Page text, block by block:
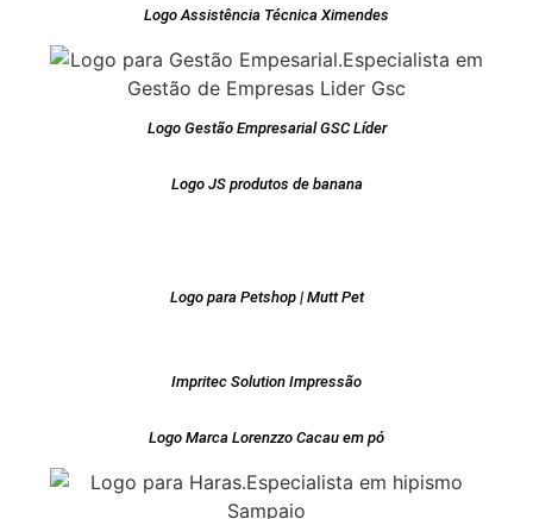
Logo Assistência Técnica Ximendes
Logo Gestão Empresarial GSC Líder
Logo JS produtos de banana
Logo para Petshop | Mutt Pet
Impritec Solution Impressão
Logo Marca Lorenzzo Cacau em pó